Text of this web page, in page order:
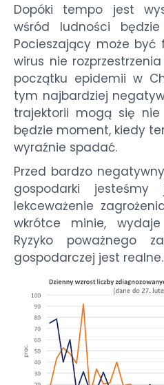
Dopóki tempo jest
wśród ludności będzie
Pocieszający może być
wirus nie
początku epidemii w
tym najbardziej
trajektorii mogą się nie
będzie moment, kiedy
wyraźnie spadać.
Przed bardzo
gospodarki jesteśmy
lekceważenie
wkrótce minie,
Ryzyko poważnego
gospodarczej jest realne.